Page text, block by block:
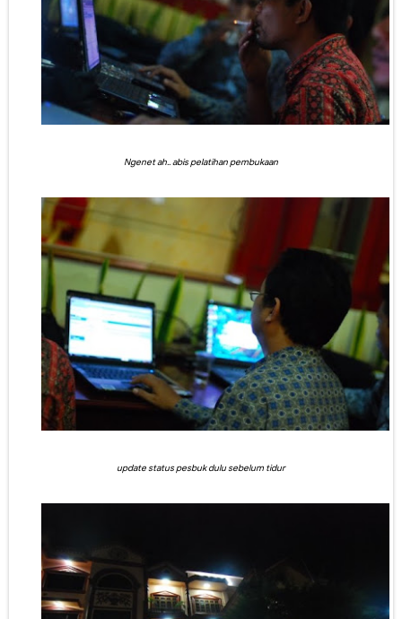
Ngenet ah.. abis pelatihan pembukaan
update status pesbuk dulu sebelum tidur